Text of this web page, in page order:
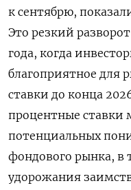
к сентябрю,
Это резкий
года, когда
благоприятное для
ставки до конца
процентные ставки
⁠потенциальных
фондового рынка, в
удорожания